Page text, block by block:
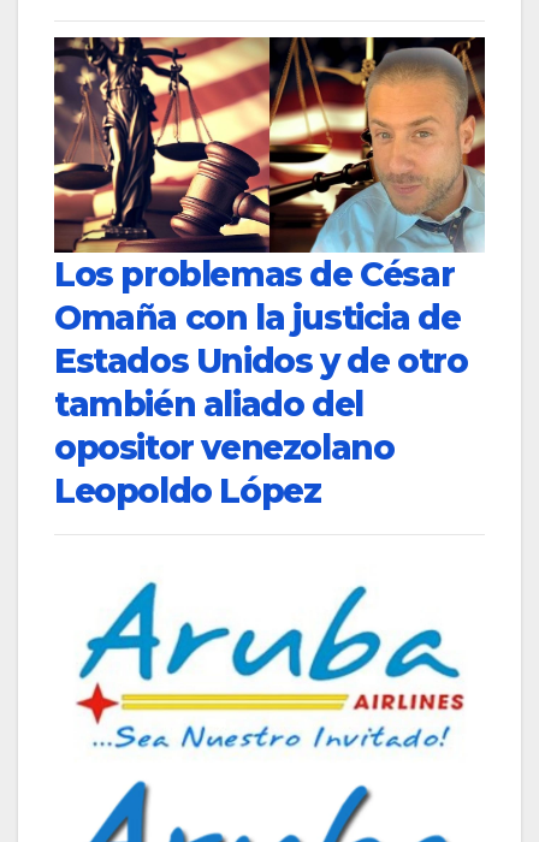
Los problemas de César
Omaña con la justicia de
Estados Unidos y de otro
también aliado del
opositor venezolano
Leopoldo López